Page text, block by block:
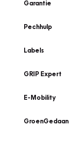
Garantie
Pechhulp
Labels
GRIP Expert
E-Mobility
GroenGedaan